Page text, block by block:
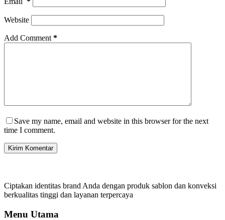
Website
Add Comment *
Save my name, email and website in this browser for the next
time I comment.
Kirim Komentar
Ciptakan identitas brand Anda dengan produk sablon dan konveksi
berkualitas tinggi dan layanan terpercaya
Menu Utama